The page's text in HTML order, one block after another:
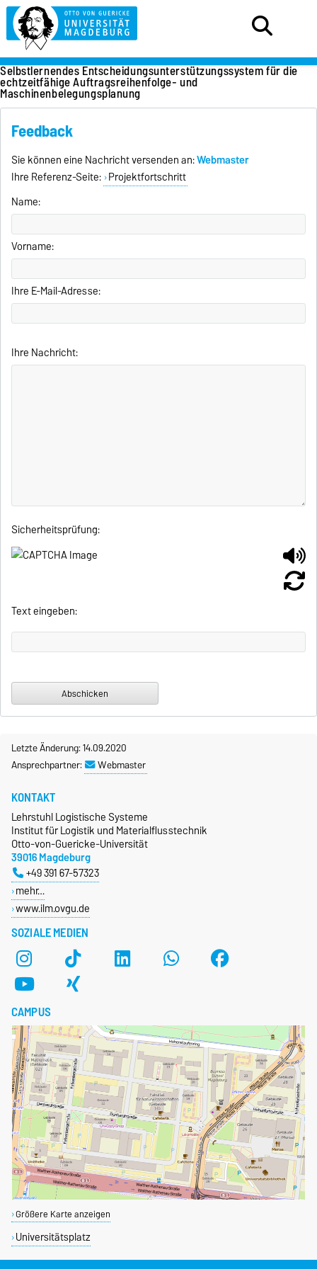
Selbstlernendes Entscheidungsunterstützungssystem für die
echtzeitfähige Auftragsreihenfolge- und
Maschinenbelegungsplanung
Feedback
Sie können eine Nachricht versenden an:Webmaster
Ihre Referenz-Seite: Projektfortschritt
Name:
Vorname:
Ihre E-Mail-Adresse:
Ihre Nachricht:
Sicherheitsprüfung:
Text eingeben:
Letzte Änderung: 14.09.2020
Ansprechpartner:
Webmaster
SOZIALE MEDIEN
KONTAKT
Lehrstuhl Logistische Systeme
Institut für Logistik und Materialflusstechnik
Otto-von-Guericke-Universität
39016 Magdeburg
+49 391 67-57323
mehr…
www.ilm.ovgu.de
CAMPUS
Größere Karte anzeigen
Universitätsplatz